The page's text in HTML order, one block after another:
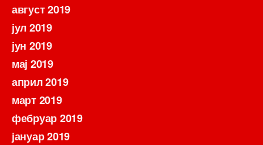
август 2019
јул 2019
јун 2019
мај 2019
април 2019
март 2019
фебруар 2019
јануар 2019